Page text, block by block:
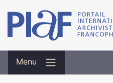
Menu